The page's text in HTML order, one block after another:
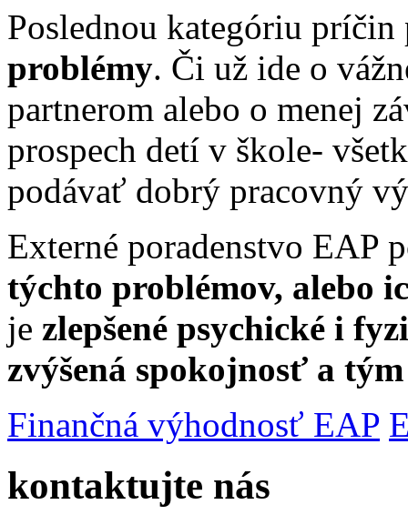
Poslednou kategóriu
problémy. Či už ide o
partnerom alebo o menej
prospech detí v škole-
podávať dobrý pracovný
Externé poradenstvo EAP
týchto problémov, alebo
je zlepšené psychické i
zvýšená spokojnosť a
Finančná výhodnosť EAP
kontaktujte nás